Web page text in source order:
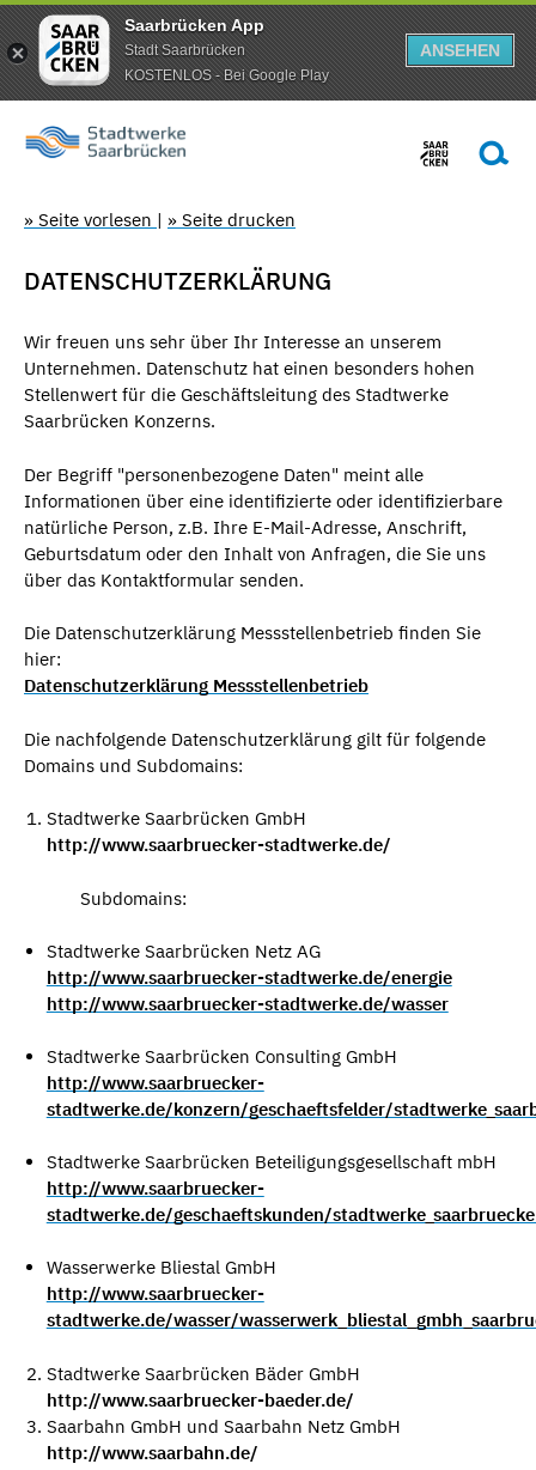
Saarbrücken App
Stadt Saarbrücken
KOSTENLOS - Bei Google Play
ANSEHEN
» Seite vorlesen | » Seite drucken
DATENSCHUTZERKLÄRUNG
Wir freuen uns sehr über Ihr Interesse an unserem
Unternehmen. Datenschutz hat einen besonders hohen
Stellenwert für die Geschäftsleitung des Stadtwerke
Saarbrücken Konzerns.
Der Begriff "personenbezogene Daten" meint alle
Informationen über eine identifizierte oder identifizierbare
natürliche Person, z.B. Ihre E-Mail-Adresse, Anschrift,
Geburtsdatum oder den Inhalt von Anfragen, die Sie uns
über das Kontaktformular senden.
Die Datenschutzerklärung Messstellenbetrieb finden Sie
hier:
Datenschutzerklärung Messstellenbetrieb
Die nachfolgende Datenschutzerklärung gilt für folgende
Domains und Subdomains:
Stadtwerke Saarbrücken GmbH
http://www.saarbruecker-stadtwerke.de/
Subdomains:
Stadtwerke Saarbrücken Netz AG
http://www.saarbruecker-stadtwerke.de/energie
http://www.saarbruecker-stadtwerke.de/wasser
Stadtwerke Saarbrücken Consulting GmbH
http://www.saarbruecker-
stadtwerke.de/konzern/geschaeftsfelder/
Stadtwerke Saarbrücken Beteiligungsgesellschaft mbH
http://www.saarbruecker-
stadtwerke.de/geschaeftskunden/
Wasserwerke Bliestal GmbH
http://www.saarbruecker-
stadtwerke.de/wasser/
Stadtwerke Saarbrücken Bäder GmbH
http://www.saarbruecker-baeder.de/
Saarbahn GmbH und Saarbahn Netz GmbH
http://www.saarbahn.de/